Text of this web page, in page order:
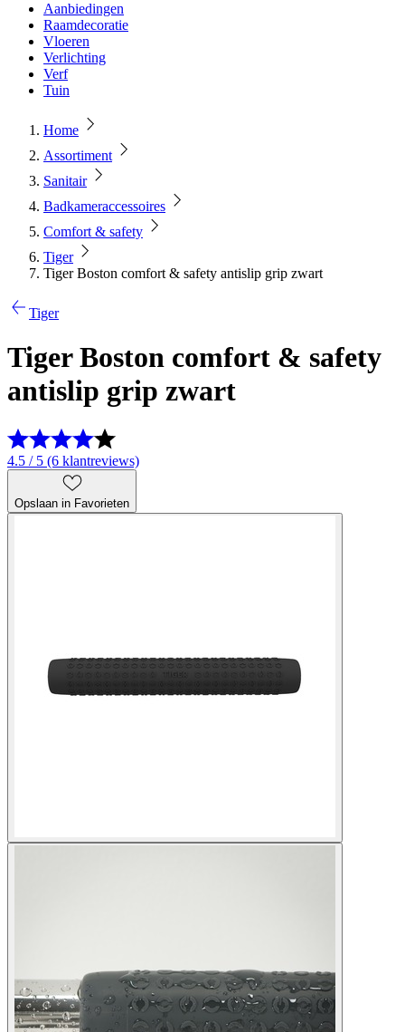
Aanbiedingen
Raamdecoratie
Vloeren
Verlichting
Verf
Tuin
Home
Assortiment
Sanitair
Badkameraccessoires
Comfort & safety
Tiger
Tiger Boston comfort & safety antislip grip zwart
Tiger
Tiger Boston comfort & safety
antislip grip zwart
4.5 / 5 (6 klantreviews)
Opslaan in Favorieten